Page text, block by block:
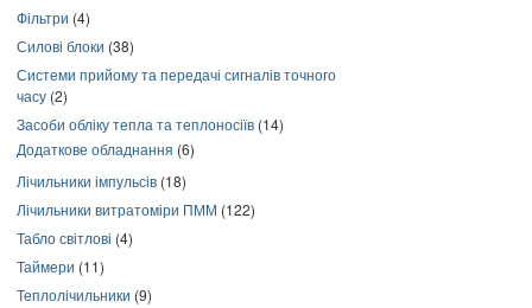
Фільтри (4)
Силові блоки (38)
Системи прийому та передачі сигналів точного
часу (2)
Засоби обліку тепла та теплоносіїв (14)
Додаткове обладнання (6)
Лічильники імпульсів (18)
Лічильники витратоміри ПММ (122)
Табло світлові (4)
Таймери (11)
Теплолічильники (9)